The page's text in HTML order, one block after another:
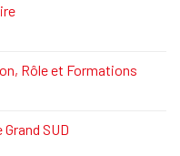
Rôle et Formations
SUD